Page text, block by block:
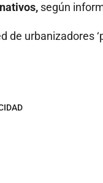
según
urbanizadores